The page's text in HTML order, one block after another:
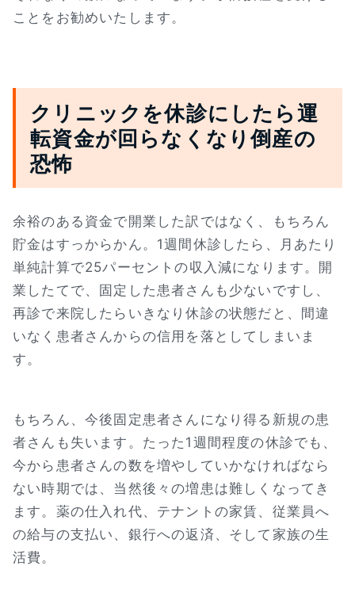
ことをお勧めいたします。
クリニックを休診にしたら運
転資金が回らなくなり倒産の
恐怖
余裕のある資金で開業した訳ではなく、もちろん
貯金はすっからかん。1週間休診したら、月あたり
単純計算で25パーセントの収入減になります。開
業したてで、固定した患者さんも少ないですし、
再診で来院したらいきなり休診の状態だと、間違
いなく患者さんからの信用を落としてしまいま
す。
もちろん、今後固定患者さんになり得る新規の患
者さんも失います。たった1週間程度の休診でも、
今から患者さんの数を増やしていかなければなら
ない時期では、当然後々の増患は難しくなってき
ます。薬の仕入れ代、テナントの家賃、従業員へ
の給与の支払い、銀行への返済、そして家族の生
活費。